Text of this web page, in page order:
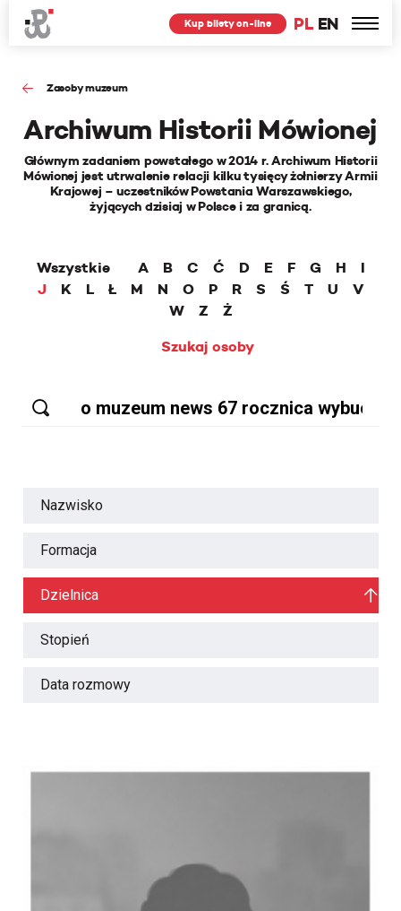
PL EN
Kup bilety on-line
Zasoby muzeum
Archiwum Historii Mówionej
Głównym zadaniem powstałego w 2014 r. Archiwum Historii
Mówionej jest utrwalenie relacji kilku tysięcy żołnierzy Armii
Krajowej – uczestników Powstania Warszawskiego,
żyjących dzisiaj w Polsce i za granicą.
Wszystkie A B C Ć D E F G H
I
J
K L Ł M N O P R S Ś T U
V
W
Z
Ż
Szukaj osoby
Nazwisko
Formacja
Dzielnica
Stopień
Data rozmowy